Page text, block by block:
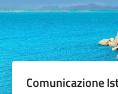
Comunicazione